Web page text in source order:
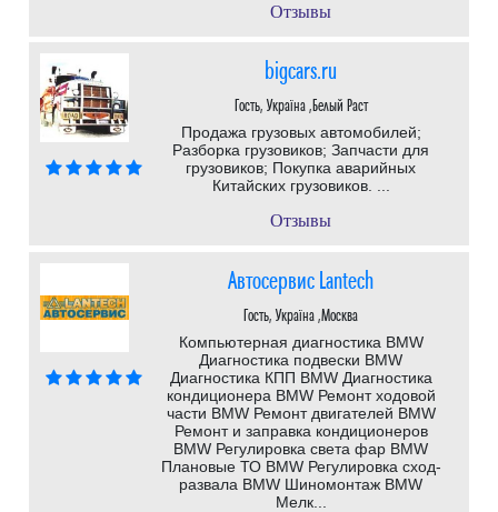
Отзывы
bigcars.ru
Гость, Україна ,Белый Раст
Продажа грузовых автомобилей;
Разборка грузовиков; Запчасти для
грузовиков; Покупка аварийных
Китайских грузовиков. ...
Отзывы
Автосервис Lantech
Гость, Україна ,Москва
Компьютерная диагностика BMW
Диагностика подвески BMW
Диагностика КПП BMW Диагностика
кондиционера BMW Ремонт ходовой
части BMW Ремонт двигателей BMW
Ремонт и заправка кондиционеров
BMW Регулировка света фар BMW
Плановые ТО BMW Регулировка сход-
развала BMW Шиномонтаж BMW
Мелк...